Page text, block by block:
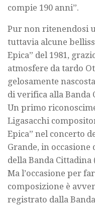
compie 190 anni”.
Pur non ritenendosi
tuttavia alcune
Epica” del 1981,
atmosfere da tardo
gelosamente
di verifica alla Banda
Un primo
Ligasacchi
Epica” nel concerto
Grande, in occasione
della Banda Cittadina
Ma l’occasione per
composizione è
registrato dalla